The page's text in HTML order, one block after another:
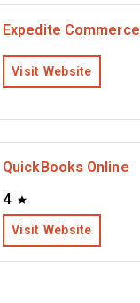
Expedite Commerce
Visit Website
QuickBooks Online
4
Visit Website